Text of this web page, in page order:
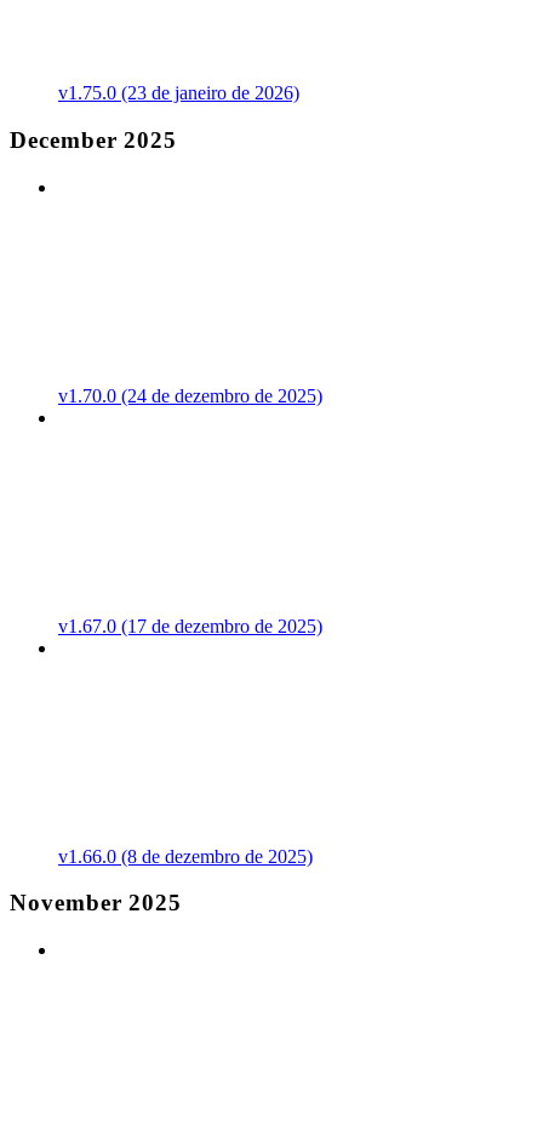
v1.75.0 (23 de janeiro de 2026)
December 2025
v1.70.0 (24 de dezembro de 2025)
v1.67.0 (17 de dezembro de 2025)
v1.66.0 (8 de dezembro de 2025)
November 2025